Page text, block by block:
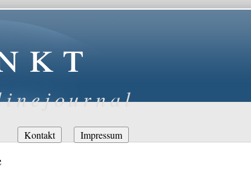
Navigation
überspringen
Kontakt Impressum